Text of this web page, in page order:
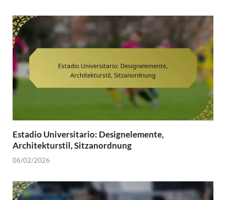
Estadio Universitario: Designelemente,
Architekturstil, Sitzanordnung
06/02/2026